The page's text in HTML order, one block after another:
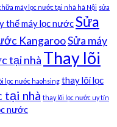
máy lọc nước tại nhà hà Nội sửa
thế máy lọc nướcSửa
KangarooSửa máy
tại nhà Thay lõi
lọc nước haohsing thay lõi lọc
tại nhà thay lõi lọc nước uy tín
nước